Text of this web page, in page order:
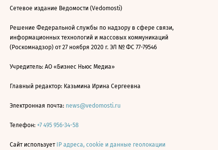
Сетевое издание Ведомости (Vedomosti)
Решение Федеральной службы по надзору в сфере связи,
информационных технологий и массовых коммуникаций
(Роскомнадзор) от 27 ноября 2020 г. ЭЛ № ФС 77-79546
Учредитель: АО «Бизнес Ньюс Медиа»
Главный редактор: Казьмина Ирина Сергеевна
Электронная почта: news@vedomosti.ru
Телефон: +7 495 956-34-58
Сайт использует IP адреса, cookie и данные геолокации